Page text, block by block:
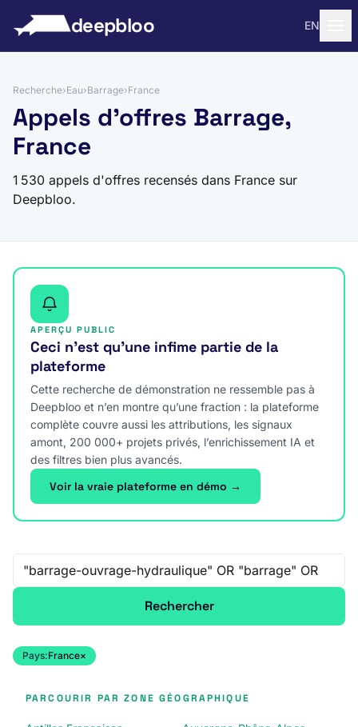
deepbloo EN
Recherche›Eau›Barrage›France
Appels d'offres Barrage,
France
1 530 appels d'offres recensés dans France sur
Deepbloo.
APERÇU PUBLIC
Ceci n’est qu’une infime partie de la
plateforme
Cette recherche de démonstration ne ressemble pas à
Deepbloo et n’en montre qu’une fraction : la plateforme
complète couvre aussi les attributions, les signaux
amont, 200 000+ projets privés, l’enrichissement IA et
des filtres bien plus avancés.
Voir la vraie plateforme en démo →
Recherche libre
Rechercher
Pays:France×
PARCOURIR PAR ZONE GÉOGRAPHIQUE